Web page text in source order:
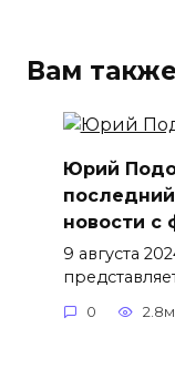
Вам
Юрий
новости с
9 августа
0